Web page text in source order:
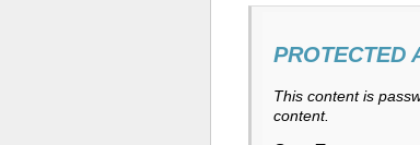
PROTECTED
This content is
content.